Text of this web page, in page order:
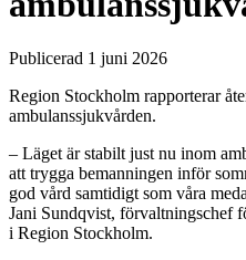
Publicerad 1 juni 2026
Region Stockholm rapporterar
ambulanssjukvården.
– Läget är stabilt just nu inom
att trygga bemanningen inför
god vård samtidigt som våra
Jani Sundqvist, förvaltningschef
i Region Stockholm.